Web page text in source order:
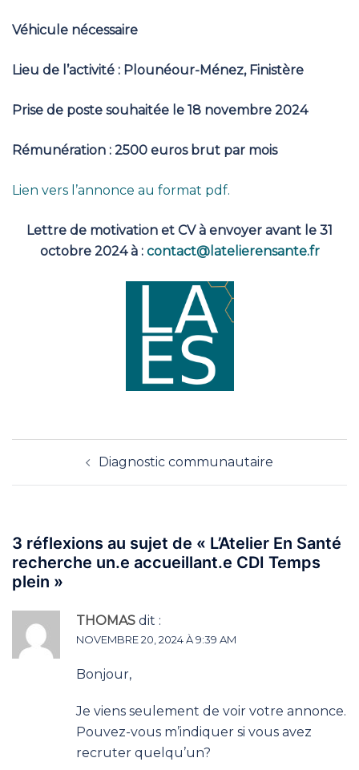
Véhicule nécessaire
Lieu de l’activité : Plounéour-Ménez, Finistère
Prise de poste souhaitée le 18 novembre 2024
Rémunération : 2500 euros brut par mois
Lien vers l’annonce au format pdf.
Lettre de motivation et CV à envoyer avant le 31
octobre 2024 à : contact@latelierensante.fr
Diagnostic communautaire
3 réflexions au sujet de « L’Atelier En Santé
recherche un.e accueillant.e CDI Temps
plein »
THOMAS dit :
NOVEMBRE 20, 2024 À 9:39 AM
Bonjour,
Je viens seulement de voir votre annonce.
Pouvez-vous m’indiquer si vous avez
recruter quelqu’un?